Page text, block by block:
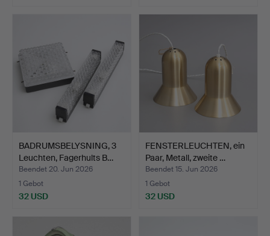
BADRUMSBELYSNING, 3
Leuchten, Fagerhults B…
Beendet 20. Jun 2026
1 Gebot
32 USD
FENSTERLEUCHTEN, ein
Paar, Metall, zweite …
Beendet 15. Jun 2026
1 Gebot
32 USD